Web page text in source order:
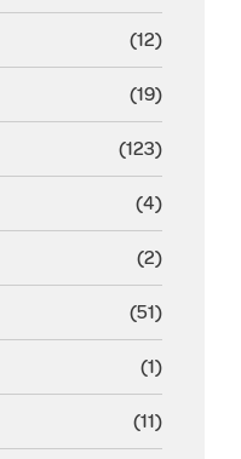
(12)
(19)
(123)
(4)
(2)
(51)
(1)
(11)